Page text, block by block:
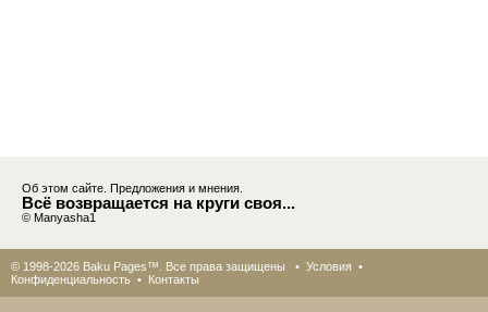
Об этом сайте. Предложения и мнения.
Всё возвращается на круги своя...
© Manyasha1
© 1998-2026 Baku Pages™. Все права защищены • Условия •
Конфиденциальность • Контакты